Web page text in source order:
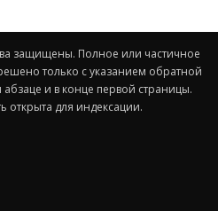
защищены. Полное или частичное
только с указанием обратной
и в конце первой страницы.
открыта для индексации.